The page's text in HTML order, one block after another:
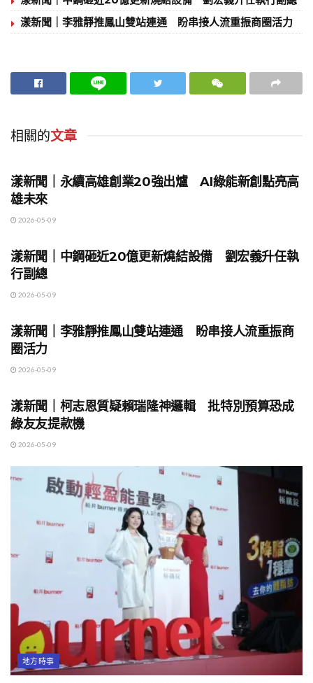
漾新聞｜李雅靜推鳳山雙站連通 盼串接人流重振商圈活力
相關的文章
漾新聞｜永續高雄創業20強出爐 AI綠能新創點亮高
雄未來
2026-05-09
漾新聞｜中鋼砸近20億更新燒結設備 劉宏義升任執
行副總
2026-05-09
漾新聞｜李雅靜推鳳山雙站連通 盼串接人流重振商
圈活力
2026-05-09
漾新聞｜柯志恩質疑賴瑞隆神邏輯 批特別預算恐成
綠友友提款機
2026-05-09
地方時事